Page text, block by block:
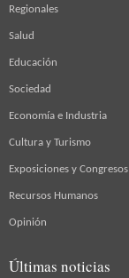
Regionales
Salud
Educación
Sociedad
Economía e Industria
Cultura y Turismo
Exposiciones y Congresos
Recursos Humanos
Opinión
Últimas noticias